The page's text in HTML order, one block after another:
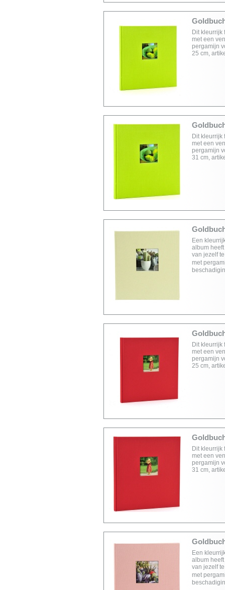
Dit kleurrijk
met een
pergamijn
25 cm,
Dit kleurrijk
met een
pergamijn
31 cm,
Een
album
van jezelf
met
Dit kleurrijk
met een
pergamijn
25 cm,
Dit kleurrijk
met een
pergamijn
31 cm,
Een
album
van jezelf
met